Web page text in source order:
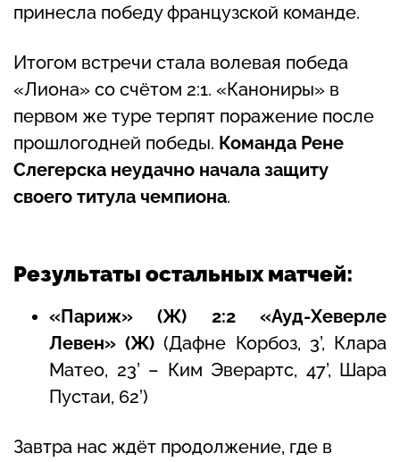
принесла победу французской команде.
Итогом встречи стала волевая победа
«Лиона» со счётом 2:1. «Канониры» в
первом же туре терпят поражение после
прошлогодней победы. Команда Рене
Слегерска неудачно начала защиту
своего титула чемпиона.
Результаты остальных матчей:
«Париж» (Ж) 2:2 «Ауд-Хеверле
Левен» (Ж)(Дафне Корбоз, 3’, Клара
Матео, 23’ – Ким Эверартс, 47’, Шара
Пустаи, 62’)
Завтра нас ждёт продолжение, где в